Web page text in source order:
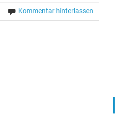
Kommentar hinterlassen